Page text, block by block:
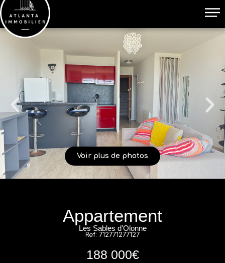
Voir plus de photos
Appartement
Les Sables d'Olonne
Ref: 712771277127
188 000€